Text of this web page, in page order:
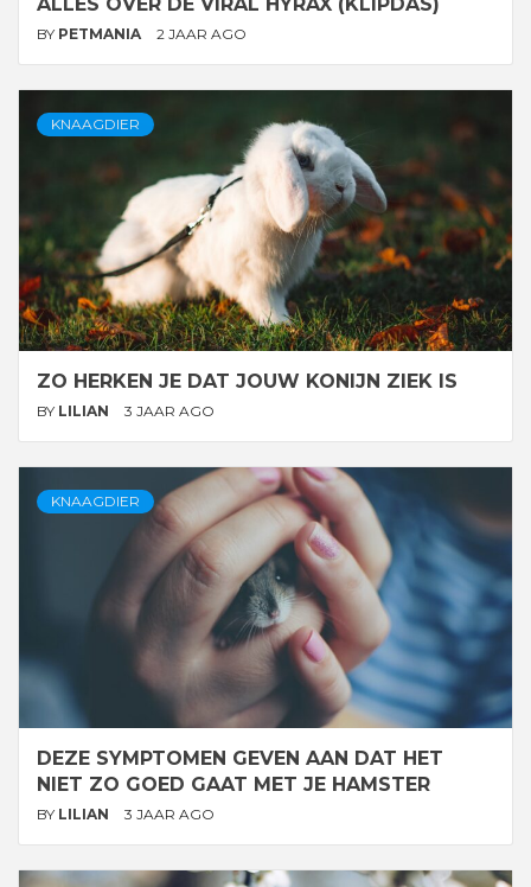
BY PETMANIA 2 JAAR AGO
KNAAGDIER
ZO HERKEN JE DAT JOUW KONIJN ZIEK IS
BY LILIAN 3 JAAR AGO
KNAAGDIER
DEZE SYMPTOMEN GEVEN AAN DAT HET
NIET ZO GOED GAAT MET JE HAMSTER
BY LILIAN 3 JAAR AGO